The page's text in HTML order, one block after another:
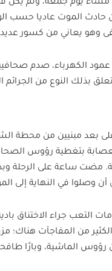
مساء يوم جمعة، ولم يكن
الموت عاديا حسب
وهو يعاني من كسور
الكهرباء، صدم صحافيين
بذلك النوع من
بعد مبنيين من محطة
بتغطية رؤوس
مضت ساعة على الرحلة
أن وصلوا في النهاية إلى
التعب جراء الاختناق
الكثير من المفاجآت هناك؛
رؤوس الماشية، وبارًا